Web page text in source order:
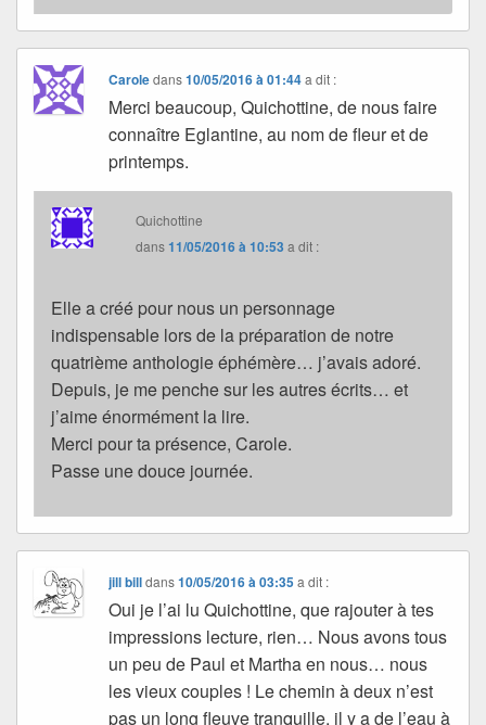
Caroledans10/05/2016 à 01:44 a dit :
Merci beaucoup, Quichottine, de nous faire
connaître Eglantine, au nom de fleur et de
printemps.
Quichottine
dans11/05/2016 à 10:53 a dit :
Elle a créé pour nous un personnage
indispensable lors de la préparation de notre
quatrième anthologie éphémère… j’avais adoré.
Depuis, je me penche sur les autres écrits… et
j’aime énormément la lire.
Merci pour ta présence, Carole.
Passe une douce journée.
jill billdans10/05/2016 à 03:35 a dit :
Oui je l’ai lu Quichottine, que rajouter à tes
impressions lecture, rien… Nous avons tous
un peu de Paul et Martha en nous… nous
les vieux couples ! Le chemin à deux n’est
pas un long fleuve tranquille, il y a de l’eau à